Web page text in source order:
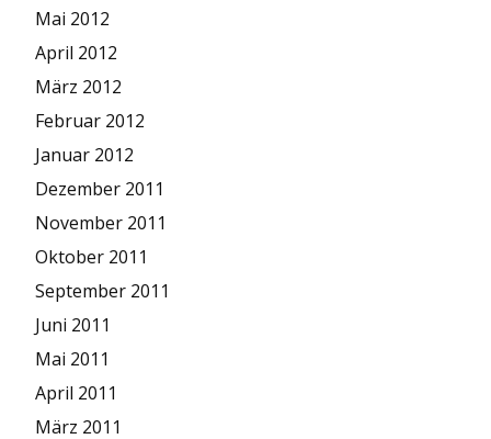
Mai 2012
April 2012
März 2012
Februar 2012
Januar 2012
Dezember 2011
November 2011
Oktober 2011
September 2011
Juni 2011
Mai 2011
April 2011
März 2011